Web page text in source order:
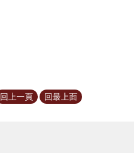
回上一頁 回最上面